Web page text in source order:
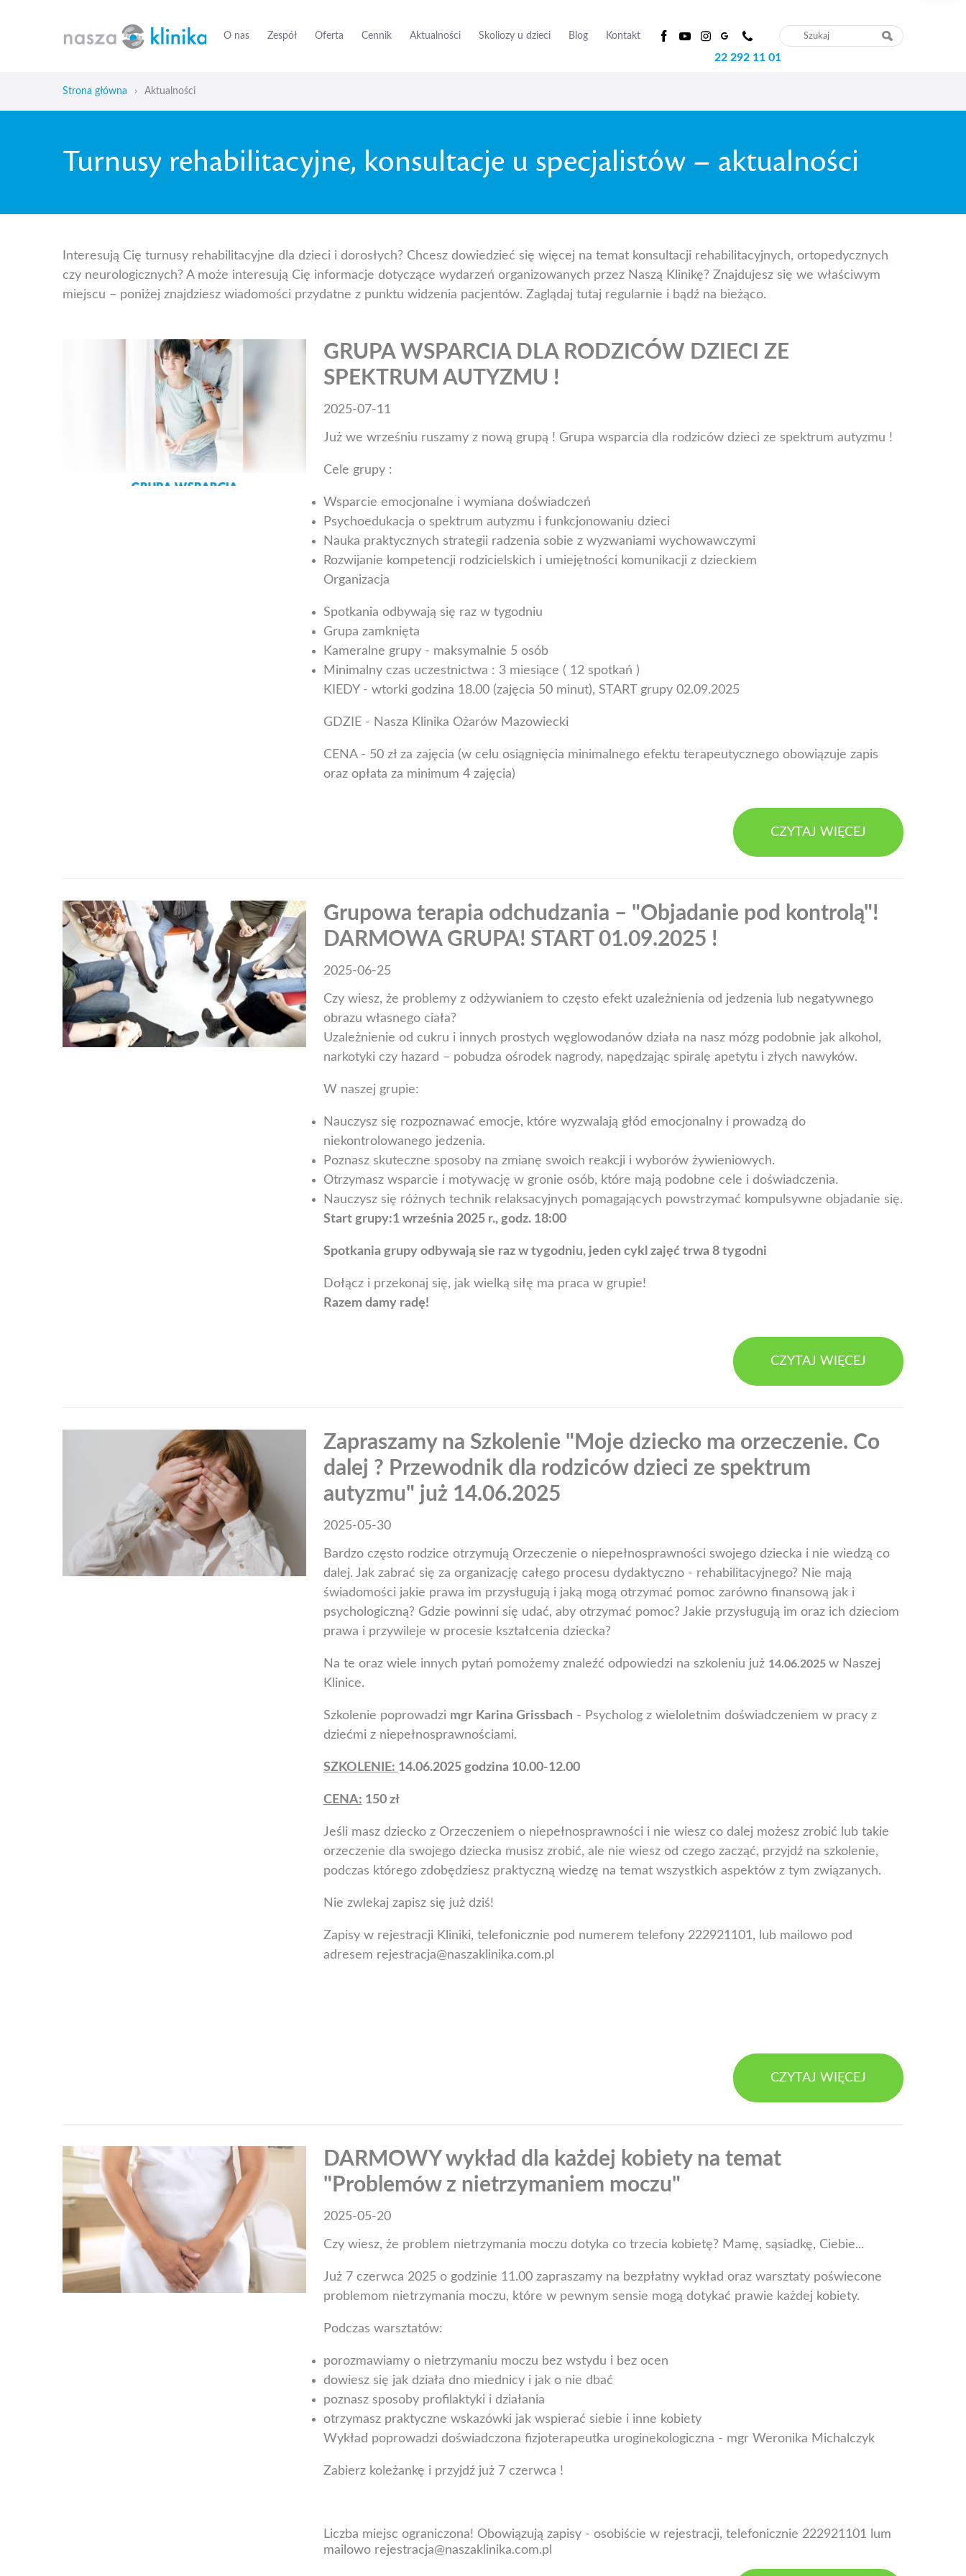
O nas Zespół Oferta Cennik Aktualności Skoliozy u dzieci Blog Kontakt
22 292 11 01
Strona główna › Aktualności
Turnusy rehabilitacyjne, konsultacje u specjalistów – aktualności
Interesują Cię turnusy rehabilitacyjne dla dzieci i dorosłych? Chcesz dowiedzieć się więcej na temat konsultacji rehabilitacyjnych, ortopedycznych
czy neurologicznych? A może interesują Cię informacje dotyczące wydarzeń organizowanych przez Naszą Klinikę? Znajdujesz się we właściwym
miejscu – poniżej znajdziesz wiadomości przydatne z punktu widzenia pacjentów. Zaglądaj tutaj regularnie i bądź na bieżąco.
GRUPA WSPARCIA DLA RODZICÓW DZIECI ZE
SPEKTRUM AUTYZMU !
2025-07-11
Już we wrześniu ruszamy z nową grupą ! Grupa wsparcia dla rodziców dzieci ze spektrum autyzmu !
Cele grupy :
Wsparcie emocjonalne i wymiana doświadczeń
Psychoedukacja o spektrum autyzmu i funkcjonowaniu dzieci
Nauka praktycznych strategii radzenia sobie z wyzwaniami wychowawczymi
Rozwijanie kompetencji rodzicielskich i umiejętności komunikacji z dzieckiem
Organizacja
Spotkania odbywają się raz w tygodniu
Grupa zamknięta
Kameralne grupy - maksymalnie 5 osób
Minimalny czas uczestnictwa : 3 miesiące ( 12 spotkań )
KIEDY - wtorki godzina 18.00 (zajęcia 50 minut), START grupy 02.09.2025
GDZIE - Nasza Klinika Ożarów Mazowiecki
CENA - 50 zł za zajęcia (w celu osiągnięcia minimalnego efektu terapeutycznego obowiązuje zapis
oraz opłata za minimum 4 zajęcia)
CZYTAJ WIĘCEJ
Grupowa terapia odchudzania – "Objadanie pod kontrolą"!
DARMOWA GRUPA! START 01.09.2025 !
2025-06-25
Czy wiesz, że problemy z odżywianiem to często efekt uzależnienia od jedzenia lub negatywnego
obrazu własnego ciała?
Uzależnienie od cukru i innych prostych węglowodanów działa na nasz mózg podobnie jak alkohol,
narkotyki czy hazard – pobudza ośrodek nagrody, napędzając spiralę apetytu i złych nawyków.
W naszej grupie:
Nauczysz się rozpoznawać emocje, które wyzwalają głód emocjonalny i prowadzą do
niekontrolowanego jedzenia.
Poznasz skuteczne sposoby na zmianę swoich reakcji i wyborów żywieniowych.
Otrzymasz wsparcie i motywację w gronie osób, które mają podobne cele i doświadczenia.
Nauczysz się różnych technik relaksacyjnych pomagających powstrzymać kompulsywne objadanie się.
Start grupy:1 września 2025 r., godz. 18:00
Spotkania grupy odbywają sie raz w tygodniu, jeden cykl zajęć trwa 8 tygodni
Dołącz i przekonaj się, jak wielką siłę ma praca w grupie!
Razem damy radę!
CZYTAJ WIĘCEJ
Zapraszamy na Szkolenie "Moje dziecko ma orzeczenie. Co
dalej ? Przewodnik dla rodziców dzieci ze spektrum
autyzmu" już 14.06.2025
2025-05-30
Bardzo często rodzice otrzymują Orzeczenie o niepełnosprawności swojego dziecka i nie wiedzą co
dalej. Jak zabrać się za organizację całego procesu dydaktyczno - rehabilitacyjnego? Nie mają
świadomości jakie prawa im przysługują i jaką mogą otrzymać pomoc zarówno finansową jak i
psychologiczną? Gdzie powinni się udać, aby otrzymać pomoc? Jakie przysługują im oraz ich dzieciom
prawa i przywileje w procesie kształcenia dziecka?
Na te oraz wiele innych pytań pomożemy znaleźć odpowiedzi na szkoleniu już 14.06.2025 w Naszej
Klinice.
Szkolenie poprowadzi mgr Karina Grissbach - Psycholog z wieloletnim doświadczeniem w pracy z
dziećmi z niepełnosprawnościami.
SZKOLENIE: 14.06.2025 godzina 10.00-12.00
CENA: 150 zł
Jeśli masz dziecko z Orzeczeniem o niepełnosprawności i nie wiesz co dalej możesz zrobić lub takie
orzeczenie dla swojego dziecka musisz zrobić, ale nie wiesz od czego zacząć, przyjdź na szkolenie,
podczas którego zdobędziesz praktyczną wiedzę na temat wszystkich aspektów z tym związanych.
Nie zwlekaj zapisz się już dziś!
Zapisy w rejestracji Kliniki, telefonicznie pod numerem telefony 222921101, lub mailowo pod
adresem rejestracja@naszaklinika.com.pl
CZYTAJ WIĘCEJ
DARMOWY wykład dla każdej kobiety na temat
"Problemów z nietrzymaniem moczu"
2025-05-20
Czy wiesz, że problem nietrzymania moczu dotyka co trzecia kobietę? Mamę, sąsiadkę, Ciebie...
Już 7 czerwca 2025 o godzinie 11.00 zapraszamy na bezpłatny wykład oraz warsztaty poświecone
problemom nietrzymania moczu, które w pewnym sensie mogą dotykać prawie każdej kobiety.
Podczas warsztatów:
porozmawiamy o nietrzymaniu moczu bez wstydu i bez ocen
dowiesz się jak działa dno miednicy i jak o nie dbać
poznasz sposoby profilaktyki i działania
otrzymasz praktyczne wskazówki jak wspierać siebie i inne kobiety
Wykład poprowadzi doświadczona fizjoterapeutka uroginekologiczna - mgr Weronika Michalczyk
Zabierz koleżankę i przyjdź już 7 czerwca !
Liczba miejsc ograniczona! Obowiązują zapisy - osobiście w rejestracji, telefonicznie 222921101 lum
mailowo rejestracja@naszaklinika.com.pl